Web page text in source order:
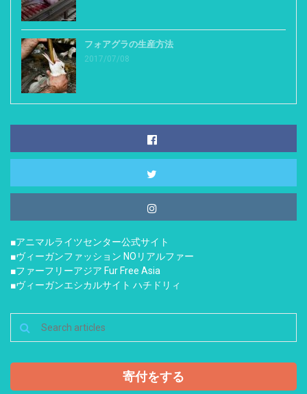
フォアグラの生産方法
2017/07/08
■アニマルライツセンター公式サイト
■ヴィーガンファッション NOリアルファー
■ファーフリーアジア Fur Free Asia
■ヴィーガンエシカルサイト ハチドリィ
寄付をする